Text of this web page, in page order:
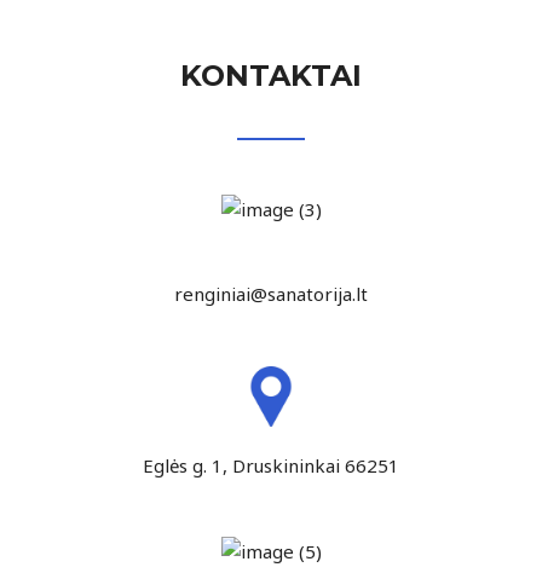
KONTAKTAI
renginiai@sanatorija.lt
Eglės g. 1, Druskininkai 66251